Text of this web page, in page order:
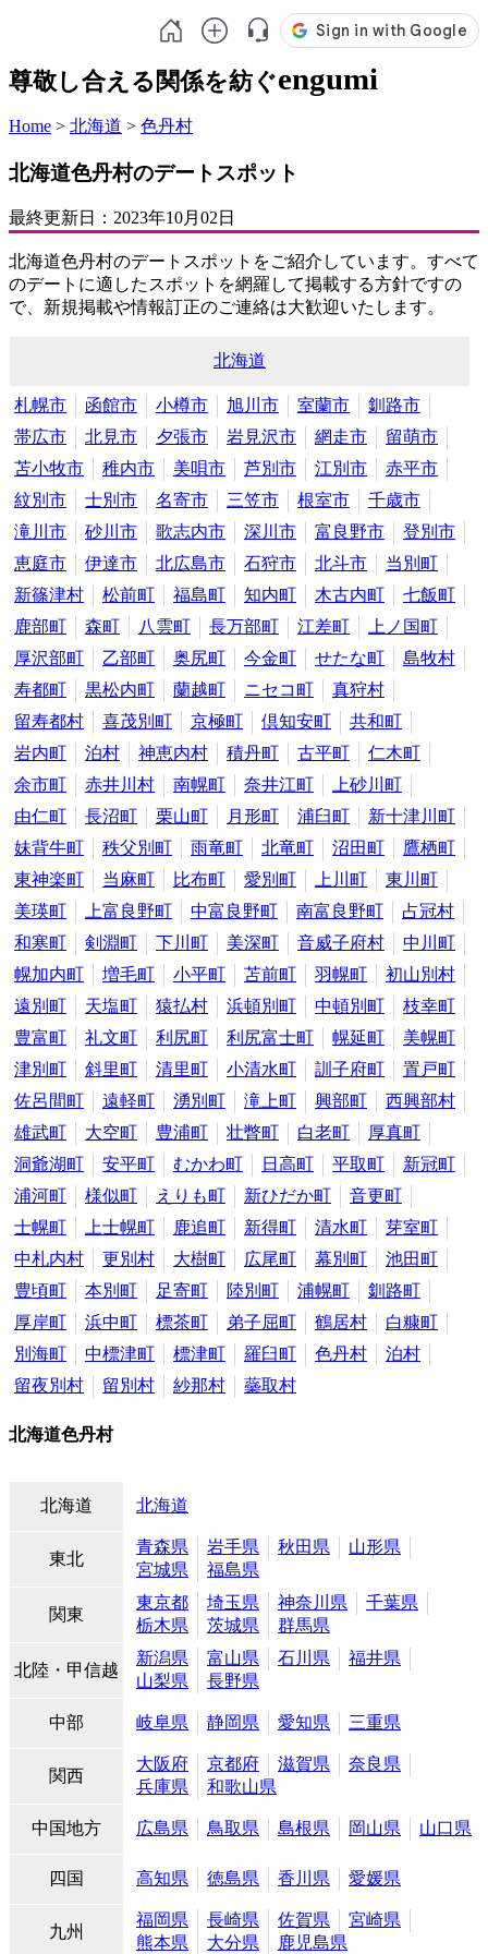
尊敬し合える関係を紡ぐengumi
Home > 北海道 > 色丹村
北海道色丹村のデートスポット
最終更新日： 2023年10月02日
北海道色丹村のデートスポットをご紹介しています。すべて
のデートに適したスポットを網羅して掲載する方針ですの
で、新規掲載や情報訂正のご連絡は大歓迎いたします。
北海道
札幌市 函館市 小樽市 旭川市 室蘭市
釧路市
帯広市
北見市 夕張市 岩見沢市 網走市
留萌市
苫小牧市
稚内市 美唄市 芦別市 江別市
赤平市
紋別市
士別市 名寄市 三笠市 根室市
千歳市
滝川市
砂川市 歌志内市 深川市 富良野市
登別市
恵庭市
伊達市 北広島市 石狩市 北斗市
当別町
新篠津村
松前町 福島町 知内町 木古内町
七飯町
鹿部町
森町 八雲町 長万部町 江差町
上ノ国町
厚沢部町
乙部町 奥尻町 今金町 せたな町
島牧村
寿都町
黒松内町 蘭越町 ニセコ町
真狩村
留寿都村
喜茂別町 京極町 倶知安町
共和町
岩内町
泊村 神恵内村 積丹町 古平町
仁木町
余市町
赤井川村 南幌町 奈井江町
上砂川町
由仁町
長沼町 栗山町 月形町 浦臼町
新十津川町
妹背牛町
秩父別町 雨竜町 北竜町 沼田町
鷹栖町
東神楽町
当麻町 比布町 愛別町 上川町
東川町
美瑛町
上富良野町 中富良野町 南富良野町
占冠村
和寒町
剣淵町 下川町 美深町 音威子府村
中川町
幌加内町
増毛町 小平町 苫前町 羽幌町
初山別村
遠別町
天塩町 猿払村 浜頓別町 中頓別町
枝幸町
豊富町
礼文町 利尻町 利尻富士町 幌延町
美幌町
津別町
斜里町 清里町 小清水町 訓子府町
置戸町
佐呂間町
遠軽町 湧別町 滝上町 興部町
西興部村
雄武町
大空町 豊浦町 壮瞥町 白老町
厚真町
洞爺湖町
安平町 むかわ町 日高町 平取町
新冠町
浦河町
様似町 えりも町 新ひだか町
音更町
士幌町
上士幌町 鹿追町 新得町 清水町
芽室町
中札内村
更別村 大樹町 広尾町 幕別町
池田町
豊頃町
本別町 足寄町 陸別町 浦幌町
釧路町
厚岸町
浜中町 標茶町 弟子屈町 鶴居村
白糠町
別海町
中標津町 標津町 羅臼町 色丹村
泊村
留夜別村
留別村 紗那村 蘂取村
北海道色丹村
北海道 北海道
東北
青森県 岩手県 秋田県
山形県
宮城県
福島県
関東
東京都 埼玉県 神奈川県
千葉県
栃木県
茨城県 群馬県
北陸・甲信越
新潟県 富山県 石川県
福井県
山梨県
長野県
中部 岐阜県 静岡県 愛知県 三重県
関西
大阪府 京都府 滋賀県
奈良県
兵庫県
和歌山県
中国地方 広島県 鳥取県 島根県 岡山県 山口県
四国 高知県 徳島県 香川県 愛媛県
九州
福岡県 長崎県 佐賀県
宮崎県
熊本県
大分県 鹿児島県